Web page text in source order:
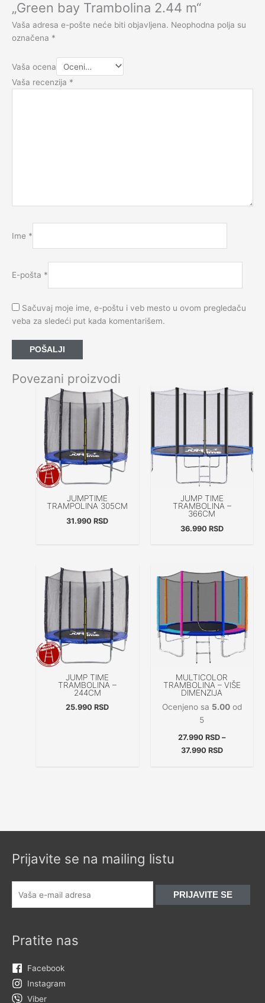
„Green bay Trambolina 2.44 m“
Vaša adresa e-pošte neće biti objavljena. Neophodna polja su
označena *
Vaša ocena
Vaša recenzija *
Ime *
E-pošta *
Sačuvaj moje ime, e-poštu i veb mesto u ovom pregledaču
veba za sledeći put kada komentarišem.
Povezani proizvodi
JUMPTIME
TRAMPOLINA 305CM
31.990RSD
JUMP TIME
TRAMBOLINA –
366CM
36.990 RSD
JUMP TIME
TRAMBOLINA –
244CM
25.990RSD
MULTICOLOR
TRAMBOLINA – VIŠE
DIMENZIJA
Ocenjeno sa 5.00od
5
27.990RSD –
37.990 RSD
cena:
od
27.990 RSD
Prijavite se na mailing listu
Pratite nas
Facebook
Instagram
Viber